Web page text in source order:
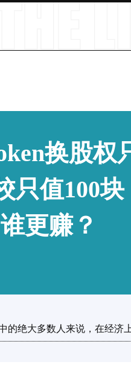
换股权
只值100
更赚？
的绝大多数人来说，在经济